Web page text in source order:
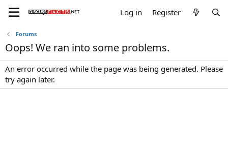
Log in Register
Forums
Oops! We ran into some problems.
An error occurred while the page was being generated. Please
try again later.